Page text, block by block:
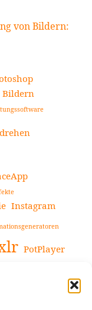
von Bildern:
Bildern
Instagram
PotPlayer